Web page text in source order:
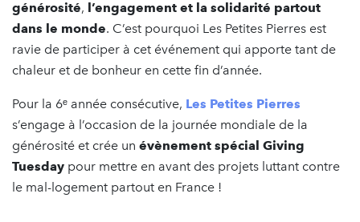
générosité, l’engagement et la solidarité partout
dans le monde. C’est pourquoi Les Petites Pierres est
ravie de participer à cet événement qui apporte tant de
chaleur et de bonheur en cette fin d’année.
Pour la 6ᵉ année consécutive, Les Petites Pierres
s’engage à l’occasion de la journée mondiale de la
générosité et crée un évènement spécial Giving
Tuesday pour mettre en avant des projets luttant contre
le mal-logement partout en France !